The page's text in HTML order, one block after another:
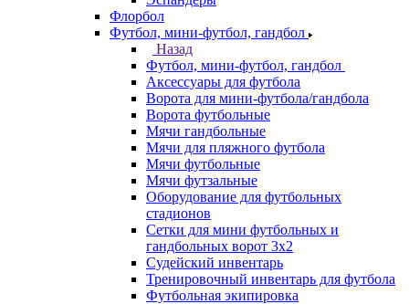
Флорбол
Футбол, мини-футбол, гандбол
Назад
Футбол, мини-футбол, гандбол
Аксессуары для футбола
Ворота для мини-футбола/гандбола
Ворота футбольные
Мячи гандбольные
Мячи для пляжного футбола
Мячи футбольные
Мячи футзальные
Оборудование для футбольных
стадионов
Сетки для мини футбольных и
гандбольных ворот 3х2
Судейский инвентарь
Тренировочный инвентарь для футбола
Футбольная экипировка